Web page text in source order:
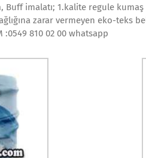
Buff imalatı; 1.kalite regule kumaş
zarar vermeyen eko-teks
:0549 810 02 00 whatsapp